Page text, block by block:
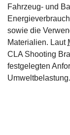
Fahrzeug- und
sowie die
Materialien. Laut
CLA Shooting
festgelegten
Umweltbelastung.